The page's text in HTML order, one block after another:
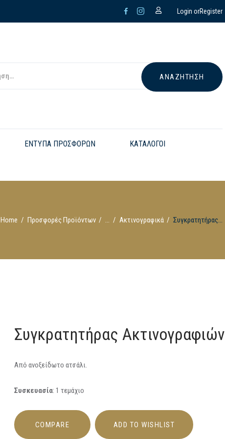
Login orRegister
ΕΝΤΥΠΑ ΠΡΟΣΦΟΡΩΝ ΚΑΤΑΛΟΓΟΙ
Home Προσφορές Προϊόντων ... Ακτινογραφικά Συγκρατητήρας...
Συγκρατητήρας Ακτινογραφιών
Από ανοξείδωτο ατσάλι.
Συσκευασία: 1 τεμάχιο
COMPARE ADD TO WISHLIST